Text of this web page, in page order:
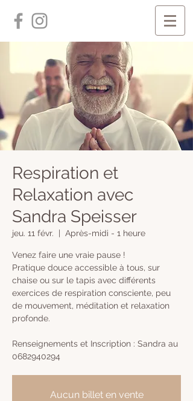
Respiration et
Relaxation avec
Sandra Speisser
jeu. 11 févr. Après-midi - 1 heure
Venez faire une vraie pause !
Pratique douce accessible à tous, sur
chaise ou sur le tapis avec différents
exercices de respiration consciente, peu
de mouvement, méditation et relaxation
profonde.
Renseignements et Inscription : Sandra au
0682940294
Aucun billet en vente